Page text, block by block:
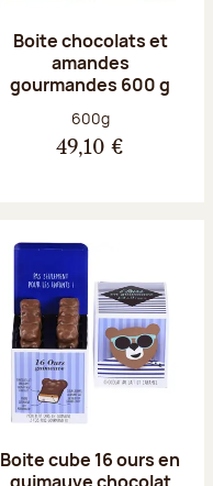
Boite chocolats et
amandes
gourmandes 600 g
Poids net :
600g
49,10 €
Boite cube 16 ours en